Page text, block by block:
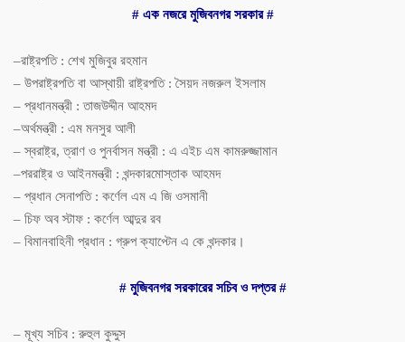
# এক নজরে মুজিবনগর সরকার#
–রাষ্ট্রপতি: শেখ মুজিবুর রহমান
– উপরাষ্ট্রপতি বা আস্থায়ী রাষ্ট্রপতি:সৈয়দ নজরুল ইসলাম
– প্রধানমন্ত্রী :তাজউদ্দীন আহমদ
–অর্থমন্ত্রী : এম মনসুর আলী
– স্বরাষ্ট্র,ত্রাণ ও পুনর্বাসন মন্ত্রী : এ এইচ এম কামরুজ্জামান
–পররাষ্ট্র ও আইনমন্ত্রী : খন্দকারমোস্তাক আহমদ
– প্রধান সেনাপতি: কর্ণেল এম এ জি ওসমানী
– চিফ অব স্টাফ : কর্ণেল আব্দুর রব
– বিমানবাহিনী প্রধান : গ্রুপ ক্যাপ্টেন এ কে খন্দকার।
# মুজিবনগর সরকারের সচিব ও দপ্তর#
– মূখ্য সচিব : রুহুল কুদ্দুস